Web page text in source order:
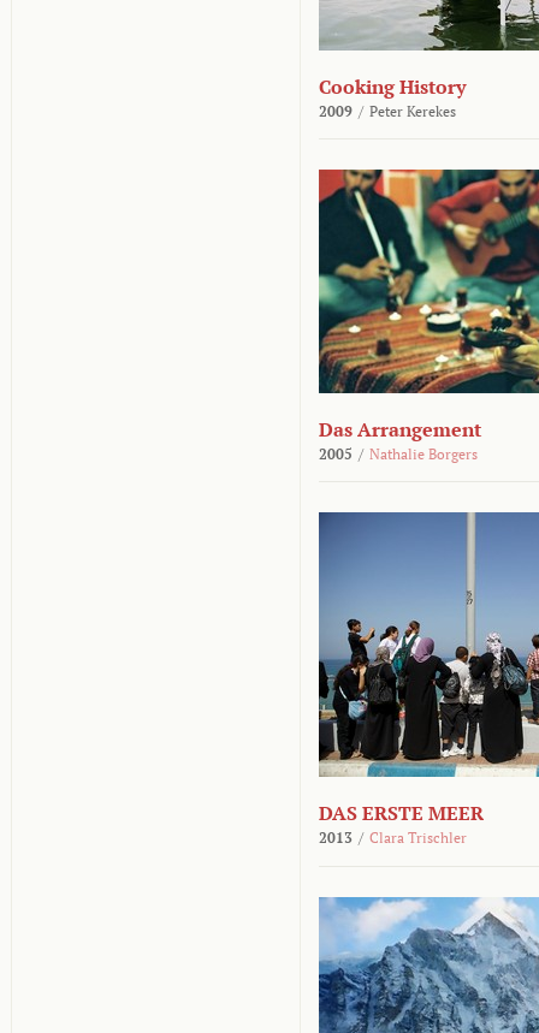
Cooking History
2009 / Peter Kerekes
Das Arrangement
2005 / Nathalie Borgers
DAS ERSTE MEER
2013 / Clara Trischler